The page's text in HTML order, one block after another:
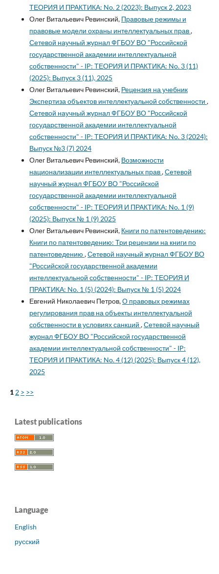
ТЕОРИЯ И ПРАКТИКА: No. 2 (2023): Выпуск 2, 2023
Олег Витальевич Ревинский, Правовые режимы и
правовые модели охраны интеллектуальных прав,
Сетевой научный журнал ФГБОУ ВО "Российской
государственной академии интеллектуальной
собственности" - IP: ТЕОРИЯ И ПРАКТИКА: No. 3 (11)
(2025): Выпуск 3 (11), 2025
Олег Витальевич Ревинский, Рецензия на учебник
Экспертиза объектов интеллектуальной собственности ,
Сетевой научный журнал ФГБОУ ВО "Российской
государственной академии интеллектуальной
собственности" - IP: ТЕОРИЯ И ПРАКТИКА: No. 3 (2024):
Выпуск №3 (7) 2024
Олег Витальевич Ревинский, Возможности
национализации интеллектуальных прав,Сетевой
научный журнал ФГБОУ ВО "Российской
государственной академии интеллектуальной
собственности" - IP: ТЕОРИЯ И ПРАКТИКА: No. 1 (9)
(2025): Выпуск № 1 (9) 2025
Олег Витальевич Ревинский, Книги по патентоведению:
Книги по патентоведению: Три рецензии на книги по
патентоведению ,Сетевой научный журнал ФГБОУ ВО
"Российской государственной академии
интеллектуальной собственности" - IP: ТЕОРИЯ И
ПРАКТИКА: No. 1 (5) (2024): Выпуск № 1 (5) 2024
Евгений Николаевич Петров,О правовых режимах
регулирования прав на объекты интеллектуальной
собственности в условиях санкций ,Сетевой научный
журнал ФГБОУ ВО "Российской государственной
академии интеллектуальной собственности" - IP:
ТЕОРИЯ И ПРАКТИКА: No. 4 (12) (2025): Выпуск 4 (12),
2025
1 2 > >>
Latest publications
Language
English
русский